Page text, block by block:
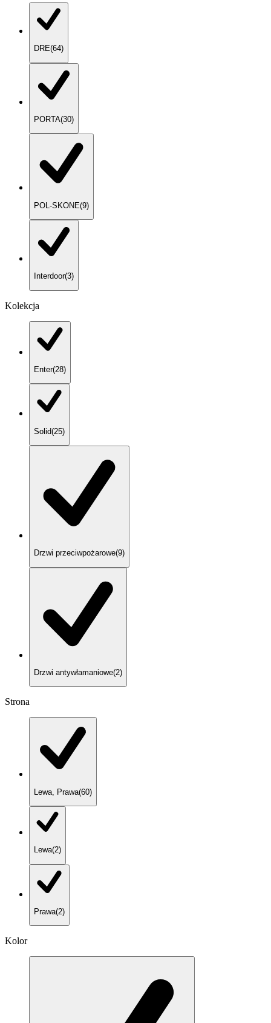
DRE(64)
PORTA(30)
POL-SKONE(9)
Interdoor(3)
Kolekcja
Enter(28)
Solid(25)
Drzwi przeciwpożarowe(9)
Drzwi antywłamaniowe(2)
Strona
Lewa, Prawa(60)
Lewa(2)
Prawa(2)
Kolor